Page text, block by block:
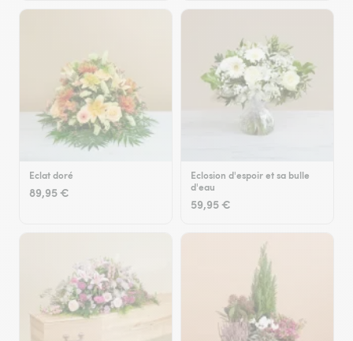
Eclat doré
89,95 €
Eclosion d'espoir et sa bulle
d'eau
59,95 €